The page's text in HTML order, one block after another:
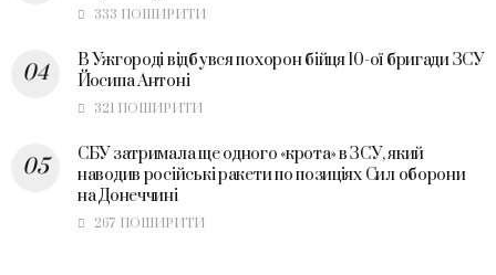
333 ПОШИРИТИ
В Ужгороді відбувся похорон бійця 10-ої бригади ЗСУ
Йосипа Антоні
321 ПОШИРИТИ
СБУ затримала ще одного «крота» в ЗСУ, який
наводив російські ракети по позиціях Сил оборони
на Донеччині
267 ПОШИРИТИ